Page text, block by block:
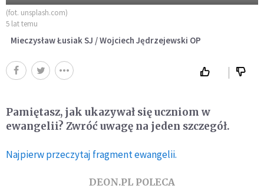
(fot. unsplash.com)
5 lat temu
Mieczysław Łusiak SJ / Wojciech Jędrzejewski OP
Pamiętasz, jak ukazywał się uczniom w
ewangelii? Zwróć uwagę na jeden szczegół.
Najpierw przeczytaj fragment ewangelii.
DEON.PL POLECA